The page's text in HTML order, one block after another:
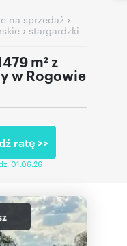
na sprzedaż ›
› stargardzki
m² z
w Rogowie
ratę >>
01.06.26